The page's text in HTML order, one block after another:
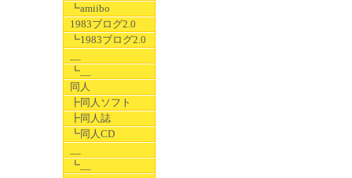
┗amiibo
1983ブログ2.0
┗1983ブログ2.0
┗__
同人
┣同人ソフト
┣同人誌
┗同人CD
┗__